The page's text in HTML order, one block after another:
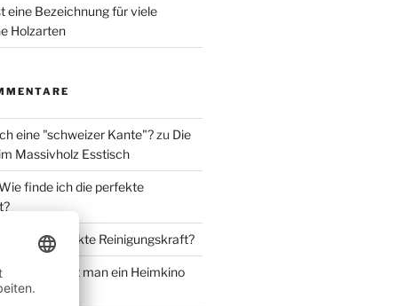
eine Bezeichnung für viele
Holzarten
eine "schweizer Kante"?zu Die
Massivholz Esstisch
finde ich die perfekte
ich die perfekte Reinigungskraft?
bekommt man ein Heimkino